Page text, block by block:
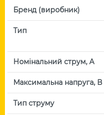
Бренд (виробник)
Тип
Номінальний струм, А
Максимальна напруга, В
Тип струму